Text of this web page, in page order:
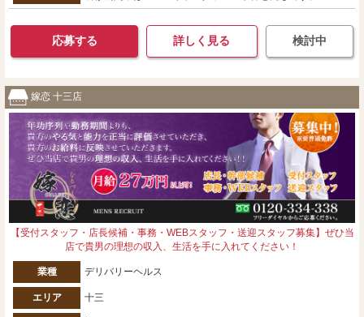
応募する 詳しく見る 検討中
嫁恋 十三店
【受付スタッフ・店長候補・事務・WEBスタッフ・送迎スタッフ募集】ぜひ当
店で貴男の理想の収入、生活を手に入れてください！
業種 デリバリーヘルス
エリア 十三